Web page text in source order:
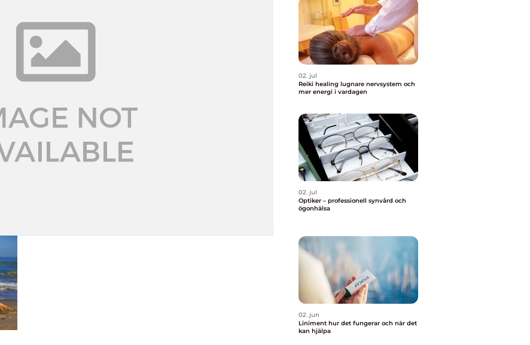
02. jul
Reiki healing lugnare nervsystem och
mer energi i vardagen
02. jul
Optiker – professionell synvård och
ögonhälsa
02. jun
Liniment hur det fungerar och när det
kan hjälpa